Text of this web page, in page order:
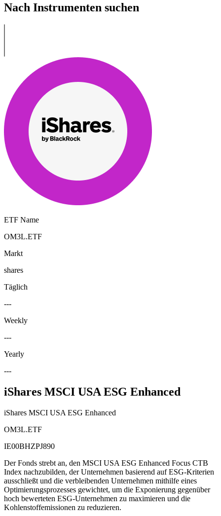
Nach Instrumenten suchen
ETF Name
OM3L.ETF
Markt
shares
Täglich
---
Weekly
---
Yearly
---
iShares MSCI USA ESG Enhanced
iShares MSCI USA ESG Enhanced
OM3L.ETF
IE00BHZPJ890
Der Fonds strebt an, den MSCI USA ESG Enhanced Focus CTB
Index nachzubilden, der Unternehmen basierend auf ESG-Kriterien
ausschließt und die verbleibenden Unternehmen mithilfe eines
Optimierungsprozesses gewichtet, um die Exponierung gegenüber
hoch bewerteten ESG-Unternehmen zu maximieren und die
Kohlenstoffemissionen zu reduzieren.